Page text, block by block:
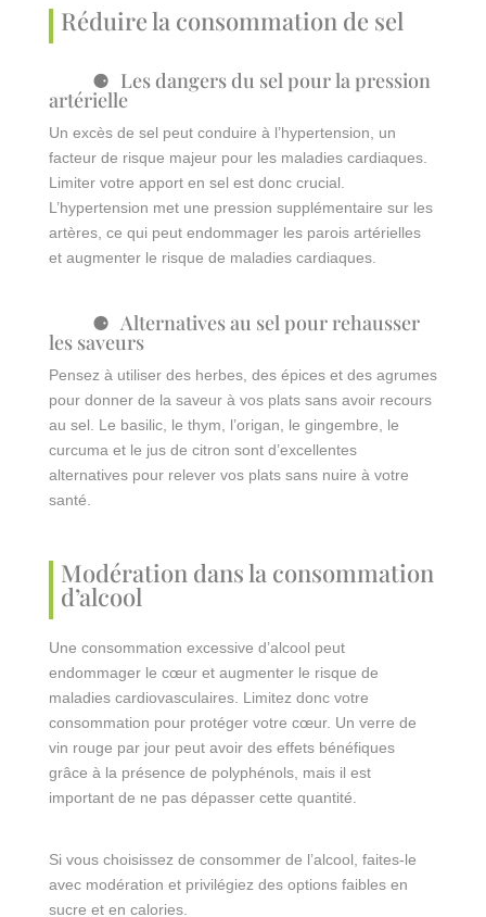
Réduire la consommation de sel
Les dangers du sel pour la pression
artérielle
Un excès de sel peut conduire à l’hypertension, un
facteur de risque majeur pour les maladies cardiaques.
Limiter votre apport en sel est donc crucial.
L’hypertension met une pression supplémentaire sur les
artères, ce qui peut endommager les parois artérielles
et augmenter le risque de maladies cardiaques.
Alternatives au sel pour rehausser
les saveurs
Pensez à utiliser des herbes, des épices et des agrumes
pour donner de la saveur à vos plats sans avoir recours
au sel. Le basilic, le thym, l’origan, le gingembre, le
curcuma et le jus de citron sont d’excellentes
alternatives pour relever vos plats sans nuire à votre
santé.
Modération dans la consommation
d’alcool
Une consommation excessive d’alcool peut
endommager le cœur et augmenter le risque de
maladies cardiovasculaires. Limitez donc votre
consommation pour protéger votre cœur. Un verre de
vin rouge par jour peut avoir des effets bénéfiques
grâce à la présence de polyphénols, mais il est
important de ne pas dépasser cette quantité.
Si vous choisissez de consommer de l’alcool, faites-le
avec modération et privilégiez des options faibles en
sucre et en calories.